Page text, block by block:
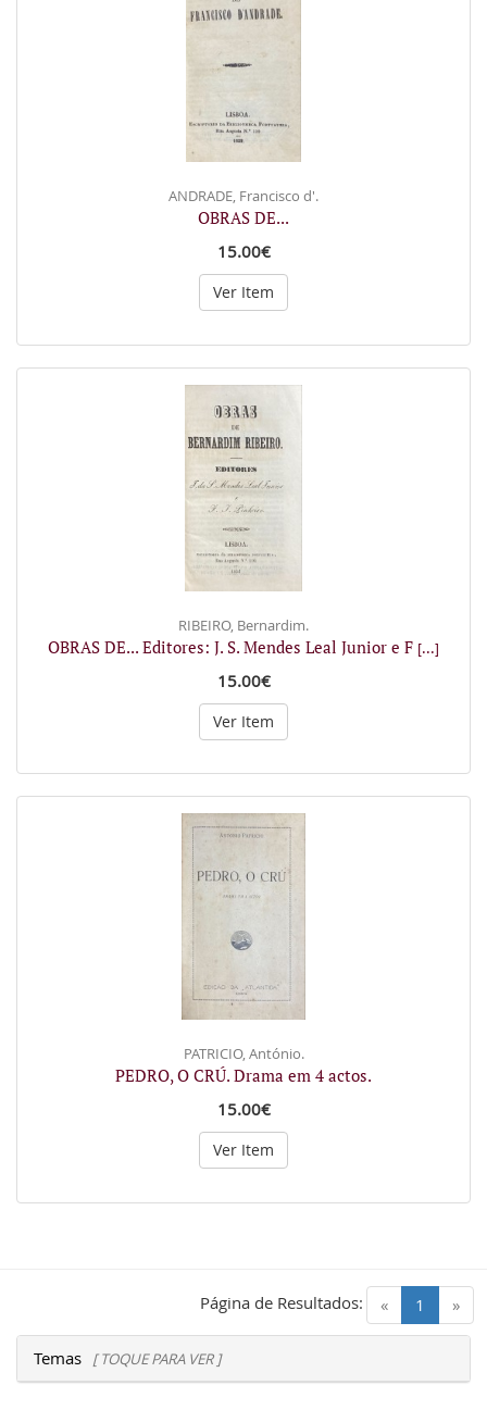
ANDRADE, Francisco d'.
OBRAS DE...
15.00€
Ver Item
RIBEIRO, Bernardim.
OBRAS DE... Editores: J. S. Mendes Leal Junior e F [...]
15.00€
Ver Item
PATRICIO, António.
PEDRO, O CRÚ. Drama em 4 actos.
15.00€
Ver Item
« 1 (current)
»
Página de Resultados:
Temas [ TOQUE PARA VER ]